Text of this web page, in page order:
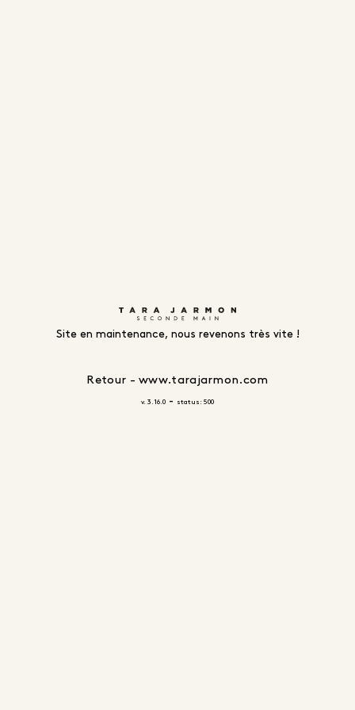
Site en maintenance, nous revenons très vite !
Retour - www.tarajarmon.com
v. 3.16.0 - status: 500